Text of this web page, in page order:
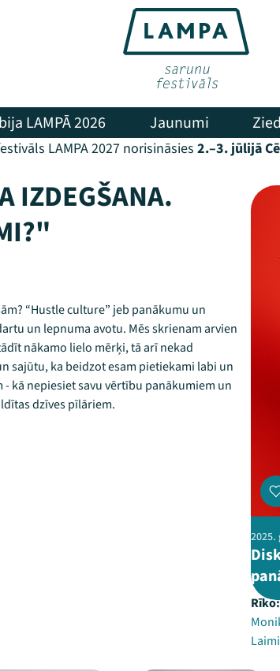
LAMPĀ 2026 Jaunumi
LAMPA 2027 norisināsies 2.–3. jūlijā
IZDEGŠANA.
“Hustle culture” jeb panākumu un
un lepnuma avotu. Mēs skrienam arvien
nākamo lielo mērķi, tā arī nekad
sajūtu, ka beidzot esam pietiekami labi un
kā nepiesiet savu vērtību panākumiem un
dzīves pīlāriem.
2025.
Rīko: